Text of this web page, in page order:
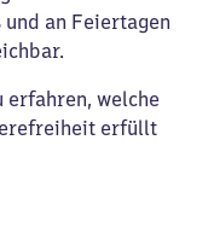
an Feiertagen
erfahren, welche
erfüllt